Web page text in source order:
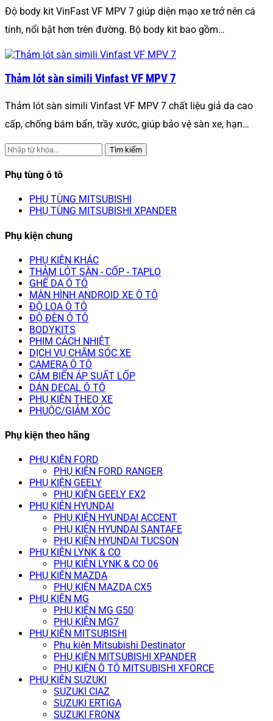
Độ body kit VinFast VF MPV 7 giúp diện mạo xe trở nên cá
tính, nổi bật hơn trên đường. Bộ body kit bao gồm…
Thảm lót sàn simili Vinfast VF MPV 7
Thảm lót sàn simili Vinfast VF MPV 7 chất liệu giả da cao
cấp, chống bám bẩn, trầy xước, giúp bảo vệ sàn xe, hạn…
Tìm kiếm
Phụ tùng ô tô
PHỤ TÙNG MITSUBISHI
PHỤ TÙNG MITSUBISHI XPANDER
Phụ kiện chung
PHỤ KIỆN KHÁC
THẢM LÓT SÀN - CỐP - TAPLO
GHẾ DA Ô TÔ
MÀN HÌNH ANDROID XE Ô TÔ
ĐỘ LOA Ô TÔ
ĐỘ ĐÈN Ô TÔ
BODYKITS
PHIM CÁCH NHIỆT
DỊCH VỤ CHĂM SÓC XE
CAMERA Ô TÔ
CẢM BIẾN ÁP SUẤT LỐP
DÁN DECAL Ô TÔ
PHỤ KIỆN THEO XE
PHUỘC/GIẢM XÓC
Phụ kiện theo hãng
PHỤ KIỆN FORD
PHỤ KIỆN FORD RANGER
PHỤ KIỆN GEELY
PHỤ KIỆN GEELY EX2
PHỤ KIỆN HYUNDAI
PHỤ KIỆN HYUNDAI ACCENT
PHỤ KIỆN HYUNDAI SANTAFE
PHỤ KIỆN HYUNDAI TUCSON
PHỤ KIỆN LYNK & CO
PHỤ KIỆN LYNK & CO 06
PHỤ KIỆN MAZDA
PHỤ KIỆN MAZDA CX5
PHỤ KIỆN MG
PHỤ KIỆN MG G50
PHỤ KIỆN MG7
PHỤ KIỆN MITSUBISHI
Phụ kiện Mitsubishi Destinator
PHỤ KIỆN MITSUBISHI XPANDER
PHỤ KIỆN Ô TÔ MITSUBISHI XFORCE
PHỤ KIỆN SUZUKI
SUZUKI CIAZ
SUZUKI ERTIGA
SUZUKI FRONX